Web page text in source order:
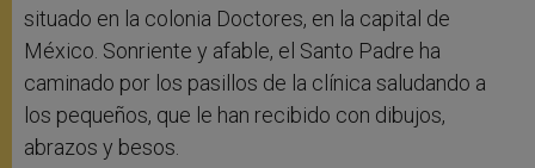
situado en la colonia Doctores, en la capital de
México. Sonriente y afable, el Santo Padre ha
caminado por los pasillos de la clínica saludando a
los pequeños, que le han recibido con dibujos,
abrazos y besos.